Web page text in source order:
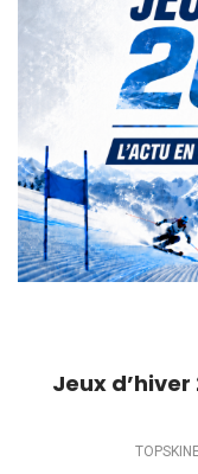
Jeux d’hiver